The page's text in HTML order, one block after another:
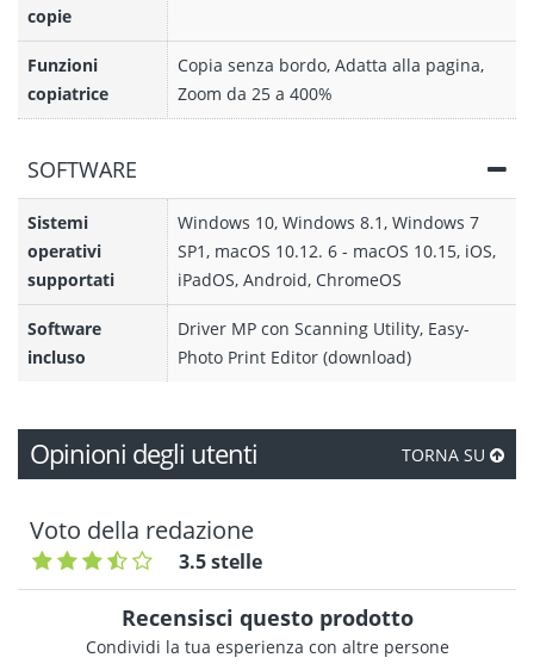
copie
Funzioni
copiatrice
Copia senza bordo, Adatta alla pagina,
Zoom da 25 a 400%
SOFTWARE
Sistemi
operativi
supportati
Windows 10, Windows 8.1, Windows 7
SP1, macOS 10.12. 6 - macOS 10.15, iOS,
iPadOS, Android, ChromeOS
Software
incluso
Driver MP con Scanning Utility, Easy-
Photo Print Editor (download)
Opinioni degli utenti TORNA SU
Voto della redazione
3.5 stelle
Recensisci questo prodotto
Condividi la tua esperienza con altre persone